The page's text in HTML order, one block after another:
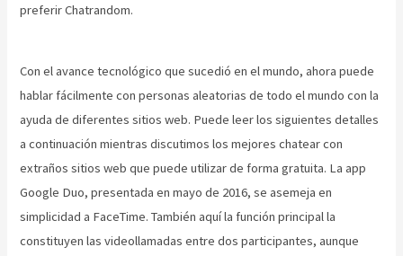
preferir Chatrandom.
Con el avance tecnológico que sucedió en el mundo, ahora puede
hablar fácilmente con personas aleatorias de todo el mundo con la
ayuda de diferentes sitios web. Puede leer los siguientes detalles
a continuación mientras discutimos los mejores chatear con
extraños sitios web que puede utilizar de forma gratuita. La app
Google Duo, presentada en mayo de 2016, se asemeja en
simplicidad a FaceTime. También aquí la función principal la
constituyen las videollamadas entre dos participantes, aunque